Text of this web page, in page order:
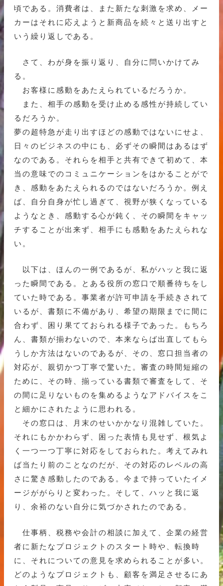
頃である。消費者は、また新たな刺激を求め、メー
カーはそれに応えようと新商品を続々と送り出すと
いう繰り返しである。
さて、わが身を振り返り、自分に問いかけてみ
る。
お客様に感動をあたえられているだろうか。
また、相手の感動を受け止める感性が持続してい
るだろうか。
夢の超特急が走り出すほどの感動ではないにせよ、
日々のビジネスの中にも、必ずその瞬間はあるはず
なのである。それらを相手と共有できて初めて、本
当の意味でのコミュニケーションをはかることがで
き、感動をあたえられるのではないだろうか。例え
ば、自分自身が忙し過ぎて、視野が狭くなっている
ようなとき、感動する心が鈍く、その瞬間をキャッ
チすることが出来ず、相手にも感動をあたえられな
い。
以下は、ほんの一例であるが、私がハッと我に返
った瞬間である。とある役所の窓口で順番待ちをし
ていた時である。事業者が許可申請を手続きされて
いるが、書類に不備があり、希望の期限までに間に
合わず、困り果てておられる様子であった。もちろ
ん、書類が揃わないので、本来ならば出直してもら
うしか方法はないのであるが、その、窓口担当者の
対応が、親切かつ丁寧で驚いた。審査の時間短縮の
ために、その時、揃っている書類で審査をして、そ
の間に足りないものを集めるようなアドバイスをこ
と細かにされたように思われる。
その窓口は、月末のせいかかなり混雑していた。
それにもかかわらず、困った表情も見せず、根気よ
く一つ一つ丁寧に対応をしておられた。考えてみれ
ば当たり前のことなのだが、その対応のレベルの高
さに驚き感動したのである。今まで持っていたイメ
ージががらりと変わった。そして、ハッと我に返
り、余裕のない自分に気づかされたのである。
仕事柄、税務や会計の相談に加えて、企業の経営
者に新たなプロジェクトのスタート時や、転換時
に、それについての意見を求められることが多い。
どのようなプロジェクトも、顧客を満足させるにあ